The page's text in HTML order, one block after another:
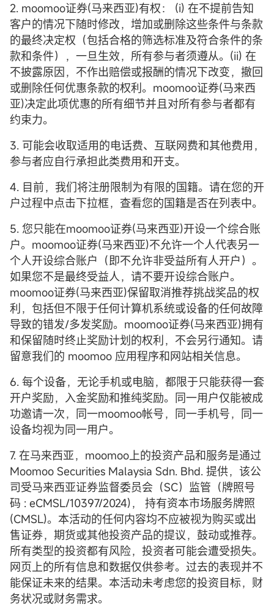
2. moomoo证券(马来西亚)有权： (i) 在不提前告知
客户的情况下随时修改，增加或删除这些条件与条款
的最终决定权（包括合格的筛选标准及符合条件的条
款和条件），一旦生效，所有参与者须遵从。(ii) 在
不披露原因，不作出赔偿或报酬的情况下改变，撤回
或删除任何优惠条款的权利。moomoo证券(马来西
亚)决定此项优惠的所有细节并且对所有参与者都有
约束力。
3. 可能会收取适用的电话费、互联网费和其他费用，
参与者应自行承担此类费用和开支。
4. 目前，我们将注册限制为有限的国籍。请在您的开
户过程中点击下拉框，查看您的国籍是否在列表中。
5. 您只能在moomoo证券(马来西亚)开设一个综合账
户。moomoo证券(马来西亚)不允许一个人代表另一
个人开设综合账户（即不允许非受益所有人开户）。
如果您不是最终受益人，请不要开设综合账户。
moomoo证券(马来西亚)保留取消推荐挑战奖品的权
利，包括但不限于任何计算机系统或设备的任何故障
导致的错发/多发奖励。moomoo证券(马来西亚)拥有
和保留随时终止奖励计划的权利，不会另行通知。请
留意我们的 moomoo 应用程序和网站相关信息。
6. 每个设备，无论手机或电脑，都限于只能获得一套
开户奖励，入金奖励和推纯奖励。同一用户仅能被成
功邀请一次，同一moomoo帐号，同一手机号，同一
设备均视为同一用户。
7. 在马来西亚，moomoo上的投资产品和服务是通过
Moomoo Securities Malaysia Sdn. Bhd. 提供，该公
司受马来西亚证券监督委员会（SC）监管（牌照号
码 : eCMSL/10397/2024)， 持有资本市场服务牌照
(CMSL)。本活动的任何内容均不应被视为购买或出
售证券，期货或其他投资产品的提议，鼓动或推荐。
所有类型的投资都有风险，投资者可能会遭受损失。
网页上的所有信息和数据仅供参考。过去的表现并不
能保证未来的结果。本活动未考虑您的投资目标，财
务状况或财务需求。